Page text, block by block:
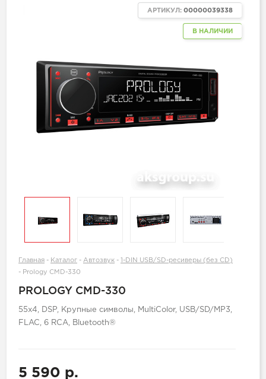
В НАЛИЧИИ
АРТИКУЛ: 00000039338
Главная - Каталог - Автозвук -
1-DIN USB/SD-ресиверы (без CD)
- Prology CMD-330
PROLOGY CMD-330
55x4, DSP, Крупные символы, MultiColor, USB/SD/MP3,
FLAC, 6 RCA, Bluetooth®
5 590 р.